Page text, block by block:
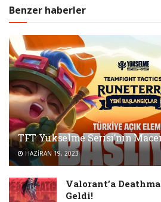
Benzer haberler
TFT Yükselme Serisi’nin
HAZIRAN 19, 2023
Valorant’a
Geldi!